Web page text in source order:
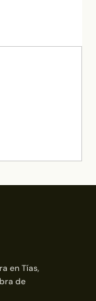
en Tías,
de